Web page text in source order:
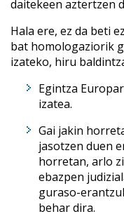
daitekeen aztertzen
Hala ere, ez da beti
bat homologaziorik
izateko, hiru
Egintza
izatea.
Gai jakin
jasotzen duen
horretan, arlo
ebazpen
guraso-
behar dira.